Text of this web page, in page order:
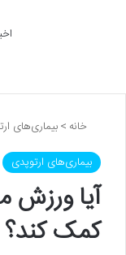
خانه >بیماری‌های
بیماری‌های ارتوپدی
آیا ورزش
کمک کند؟